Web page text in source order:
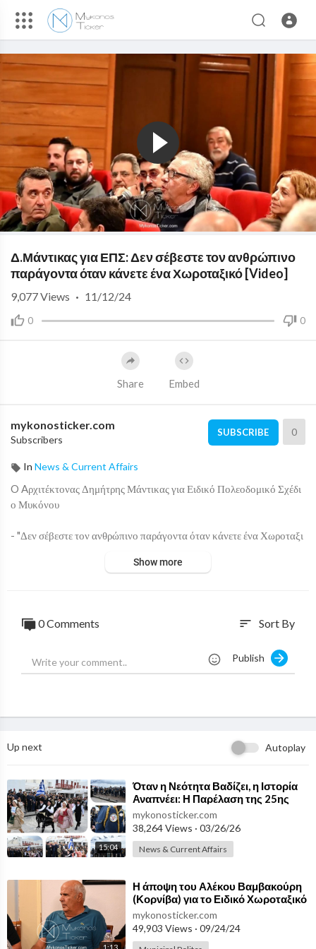
Δ.Μάντικας για ΕΠΣ: Δεν σέβεστε τον ανθρώπινο
παράγοντα όταν κάνετε ένα Χωροταξικό [Video]
0 0
9,077Views · 11/12/24
Share Embed
mykonosticker.com
Subscribers
SUBSCRIBE 0
In News & Current Affairs
⁣O Aρχιτέκτονας Δημήτρης Μάντικας για Ειδικό Πολεοδομικό Σχέδι
ο Μυκόνου
- "Δεν σέβεστε τον ανθρώπινο παράγοντα όταν κάνετε ένα Χωροταξι
⁣Δείτε ολόκληρη την τοποθέτηση του Δημήτρη Μάντικα στο βίντεο
Show more
0 Comments sort Sort By
Publish
Up next Autoplay
15:04
⁣Όταν η Νεότητα Βαδίζει, η Ιστορία
Αναπνέει: Η Παρέλαση της 25ης
Μαρτίου στη Μύκονο ως Ύμνος
Ελευθερίας και Ανδρείας [video]
mykonosticker.com
38,264 Views · 03/26/26
News & Current Affairs
1:13
⁣⁣Η άποψη του Αλέκου Βαμβακούρη
(Κορνίβα) για το Ειδικό Χωροταξικό
Πλαίσιο του Τουρισμού [Video]
mykonosticker.com
49,903 Views · 09/24/24